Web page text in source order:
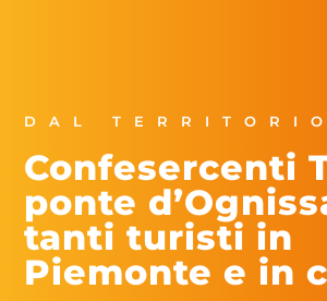
DAL TERRITORIO
Confesercenti
ponte
tanti turisti in
Piemonte e in